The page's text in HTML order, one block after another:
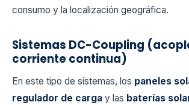
consumo y la localización geográfica.
Sistemas DC-Coupling
corriente continua)
En este tipo de sistemas, los paneles
regulador de carga y las baterías